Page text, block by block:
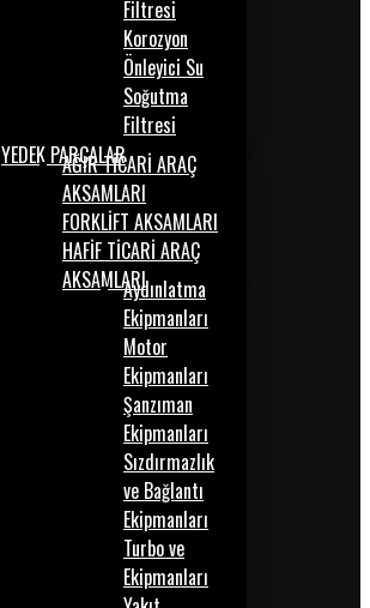
Filtresi
Korozyon
Önleyici Su
Soğutma
Filtresi
YEDEK PARÇALARAĞIR TİCARİ ARAÇ
AKSAMLARI
FORKLİFT AKSAMLARI
HAFİF TİCARİ ARAÇ
AKSAMLARIAydınlatma
Ekipmanları
Motor
Ekipmanları
Şanzıman
Ekipmanları
Sızdırmazlık
ve Bağlantı
Ekipmanları
Turbo ve
Ekipmanları